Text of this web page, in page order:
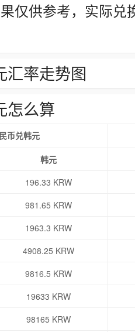
仅供参考，实际
汇率走势图
怎么算
币兑韩元
韩元
196.33 KRW
981.65 KRW
1963.3 KRW
4908.25 KRW
9816.5 KRW
19633 KRW
98165 KRW